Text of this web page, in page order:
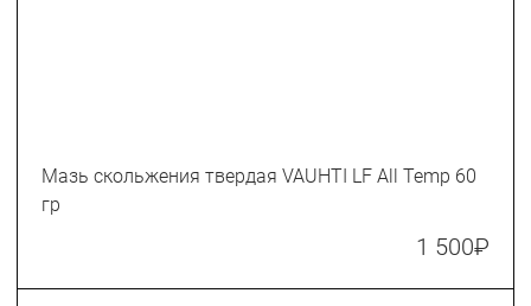
Мазь скольжения твердая VAUHTI LF All Temp 60
гр
1 500₽